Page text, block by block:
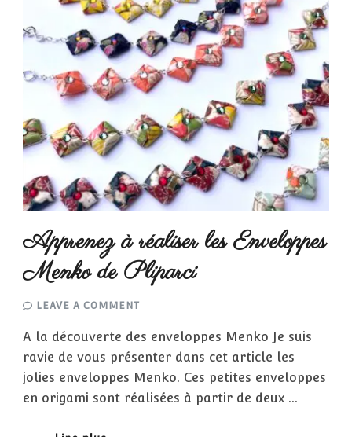
Apprenez à réaliser les Enveloppes
Menko de Pliparci
LEAVE A COMMENT
RÉALISER
ENVELOPPES
MENKO
DE
PLIPARCI
A la découverte des enveloppes Menko Je suis
ravie de vous présenter dans cet article les
jolies enveloppes Menko. Ces petites enveloppes
en origami sont réalisées à partir de deux …